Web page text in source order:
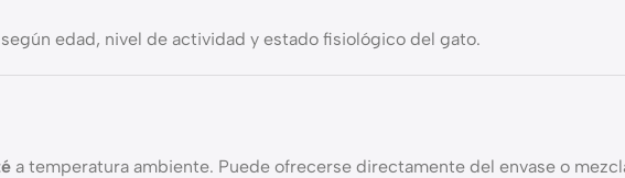
edad, nivel de actividad y estado fisiológico del gato.
a temperatura ambiente. Puede ofrecerse directamente del envase o